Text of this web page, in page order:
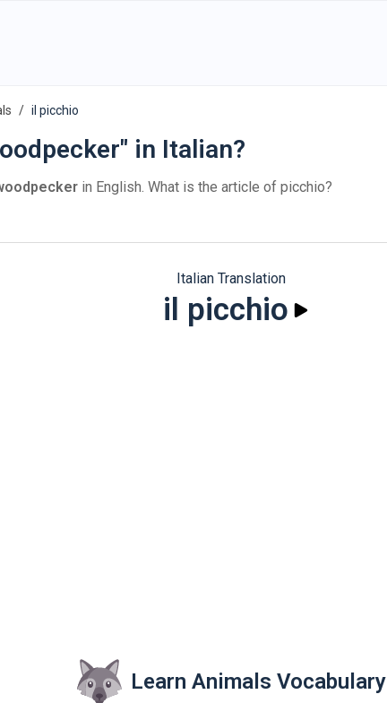
il picchio
in Italian?
in English. What is the article of picchio?
Italian Translation
il picchio
Learn Animals Vocabulary